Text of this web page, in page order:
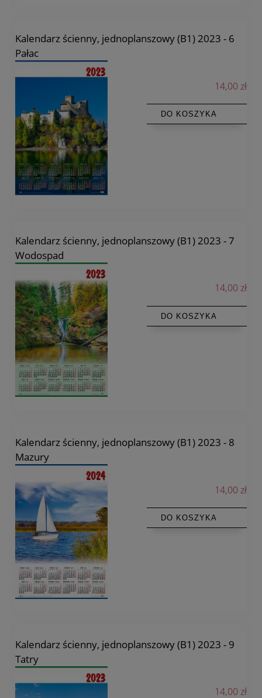
Kalendarz ścienny, jednoplanszowy (B1) 2023 - 6
Pałac
14,00 zł
DO KOSZYKA
Kalendarz ścienny, jednoplanszowy (B1) 2023 - 7
Wodospad
14,00 zł
DO KOSZYKA
Kalendarz ścienny, jednoplanszowy (B1) 2023 - 8
Mazury
14,00 zł
DO KOSZYKA
Kalendarz ścienny, jednoplanszowy (B1) 2023 - 9
Tatry
14,00 zł